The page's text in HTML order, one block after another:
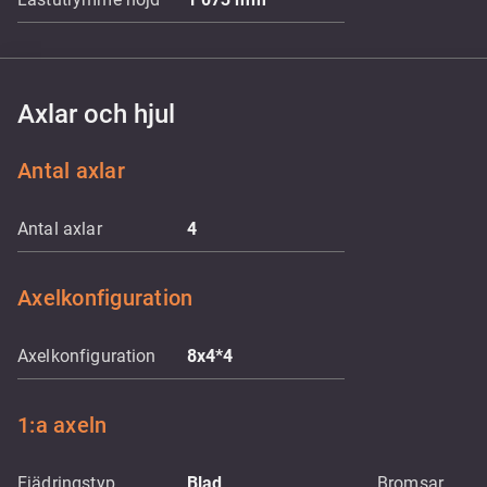
Axlar och hjul
Antal axlar
Antal axlar 4
Axelkonfiguration
Axelkonfiguration 8x4*4
1:a axeln